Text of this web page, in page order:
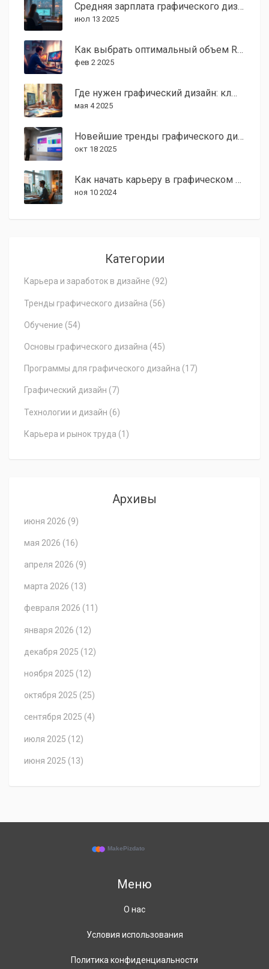
Средняя зарплата графического дизайнера в США: сколько платят и от чего зависит доход
июл 13 2025
Как выбрать оптимальный объем RAM для графического дизайнера
фев 2 2025
Где нужен графический дизайн: ключевые источники заработка
мая 4 2025
Новейшие тренды графического дизайна 2025: что стоит знать
окт 18 2025
Как начать карьеру в графическом дизайне: советы и программы
ноя 10 2024
Категории
Карьера и заработок в дизайне (92)
Тренды графического дизайна (56)
Обучение (54)
Основы графического дизайна (45)
Программы для графического дизайна (17)
Графический дизайн (7)
Технологии и дизайн (6)
Карьера и рынок труда (1)
Архивы
июня 2026 (9)
мая 2026 (16)
апреля 2026 (9)
марта 2026 (13)
февраля 2026 (11)
января 2026 (12)
декабря 2025 (12)
ноября 2025 (12)
октября 2025 (25)
сентября 2025 (4)
июля 2025 (12)
июня 2025 (13)
Меню
О нас
Условия использования
Политика конфиденциальности